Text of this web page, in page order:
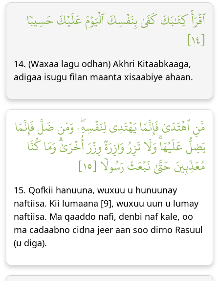
ٱقۡرَأۡ كِتَٰبَكَ كَفَىٰ بِنَفۡسِكَ ٱلۡيَوۡمَ عَلَيۡكَ حَسِيبٗا
[١٤]
14. (Waxaa lagu odhan) Akhri Kitaabkaaga,
adigaa isugu filan maanta xisaabiye ahaan.
مَّنِ ٱهۡتَدَىٰ فَإِنَّمَا يَهۡتَدِي لِنَفۡسِهِۦۖ وَمَن ضَلَّ فَإِنَّمَا
يَضِلُّ عَلَيۡهَاۚ وَلَا تَزِرُ وَازِرَةٞ وِزۡرَ أُخۡرَىٰۗ وَمَا كُنَّا
مُعَذِّبِينَ حَتَّىٰ نَبۡعَثَ رَسُولٗا [١٥]
15. Qofkii hanuuna, wuxuu u hunuunay
naftiisa. Kii lumaana [9], wuxuu uun u lumay
naftiisa. Ma qaaddo nafi, denbi naf kale, oo
ma cadaabno cidna jeer aan soo dirno Rasuul
(u diga).